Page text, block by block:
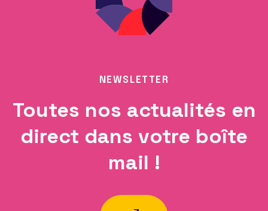
NEWSLETTER
Toutes nos actualités en
direct dans votre boîte
mail !